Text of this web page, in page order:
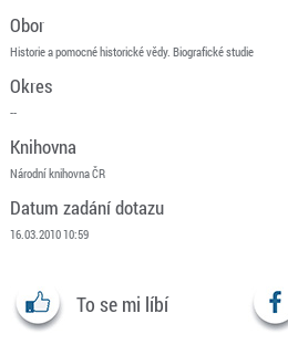
Obor
Historie a pomocné historické vědy. Biografické studie
Okres
--
Knihovna
Národní knihovna ČR
Datum zadání dotazu
16.03.2010 10:59
To se mi líbí